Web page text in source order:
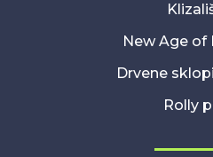
New Age of
Drvene
Rolly